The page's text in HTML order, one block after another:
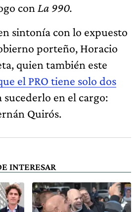
con La 990.
sintonía con lo expuesto
porteño, Horacio
quien también este
el PRO tiene solo dos
sucederlo en el cargo:
Quirós.
INTERESAR